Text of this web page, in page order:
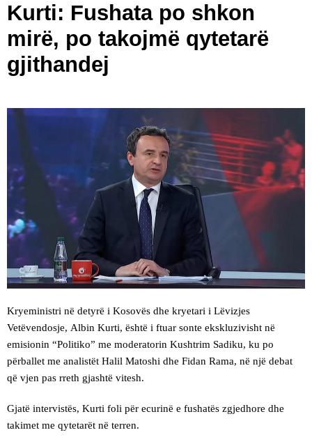
Kurti: Fushata po shkon
mirë, po takojmë qytetarë
gjithandej
Kryeministri në detyrë i Kosovës dhe kryetari i Lëvizjes
Vetëvendosje, Albin Kurti, është i ftuar sonte ekskluzivisht në
emisionin “Politiko” me moderatorin Kushtrim Sadiku, ku po
përballet me analistët Halil Matoshi dhe Fidan Rama, në një debat
që vjen pas rreth gjashtë vitesh.
Gjatë intervistës, Kurti foli për ecurinë e fushatës zgjedhore dhe
takimet me qytetarët në terren.